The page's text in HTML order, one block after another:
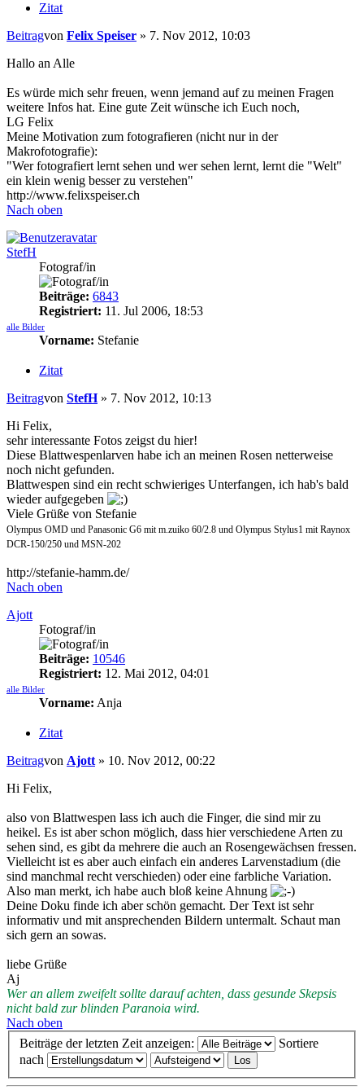
Zitat
Beitragvon Felix Speiser » 7. Nov 2012, 10:03
Hallo an Alle
Es würde mich sehr freuen, wenn jemand auf zu meinen Fragen
weitere Infos hat. Eine gute Zeit wünsche ich Euch noch,
LG Felix
Meine Motivation zum fotografieren (nicht nur in der
Makrofotografie):
"Wer fotografiert lernt sehen und wer sehen lernt, lernt die "Welt"
ein klein wenig besser zu verstehen"
http://www.felixspeiser.ch
Nach oben
StefH
Fotograf/in
Beiträge: 6843
Registriert: 11. Jul 2006, 18:53
alle Bilder
Vorname: Stefanie
Zitat
Beitragvon StefH» 7. Nov 2012, 10:13
Hi Felix,
sehr interessante Fotos zeigst du hier!
Diese Blattwespenlarven habe ich an meinen Rosen netterweise
noch nicht gefunden.
Blattwespen sind ein recht schwieriges Unterfangen, ich hab's bald
wieder aufgegeben
Viele Grüße von Stefanie
Olympus OMD und Panasonic G6 mit m.zuiko 60/2.8 und Olympus Stylus1 mit Raynox
DCR-150/250 und MSN-202
http://stefanie-hamm.de/
Nach oben
Ajott
Fotograf/in
Beiträge: 10546
Registriert: 12. Mai 2012, 04:01
alle Bilder
Vorname: Anja
Zitat
Beitragvon Ajott » 10. Nov 2012, 00:22
Hi Felix,
also von Blattwespen lass ich auch die Finger, die sind mir zu
heikel. Es ist aber schon möglich, dass hier verschiedene Arten zu
sehen sind, es gibt da mehrere die auch an Rosengewächsen fressen.
Vielleicht ist es aber auch einfach ein anderes Larvenstadium (die
sind manchmal recht verschieden) oder eine farbliche Variation.
Also man merkt, ich habe auch bloß keine Ahnung
Deine Doku finde ich aber schön gemacht. Der Text ist sehr
informativ und mit ansprechenden Bildern untermalt. Schaut man
sich gern an sowas.
liebe Grüße
Aj
Wer an allem zweifelt sollte darauf achten, dass gesunde Skepsis
nicht bald zur blinden Paranoia wird.
Nach oben
Beiträge der letzten Zeit anzeigen:
Sortiere
nach